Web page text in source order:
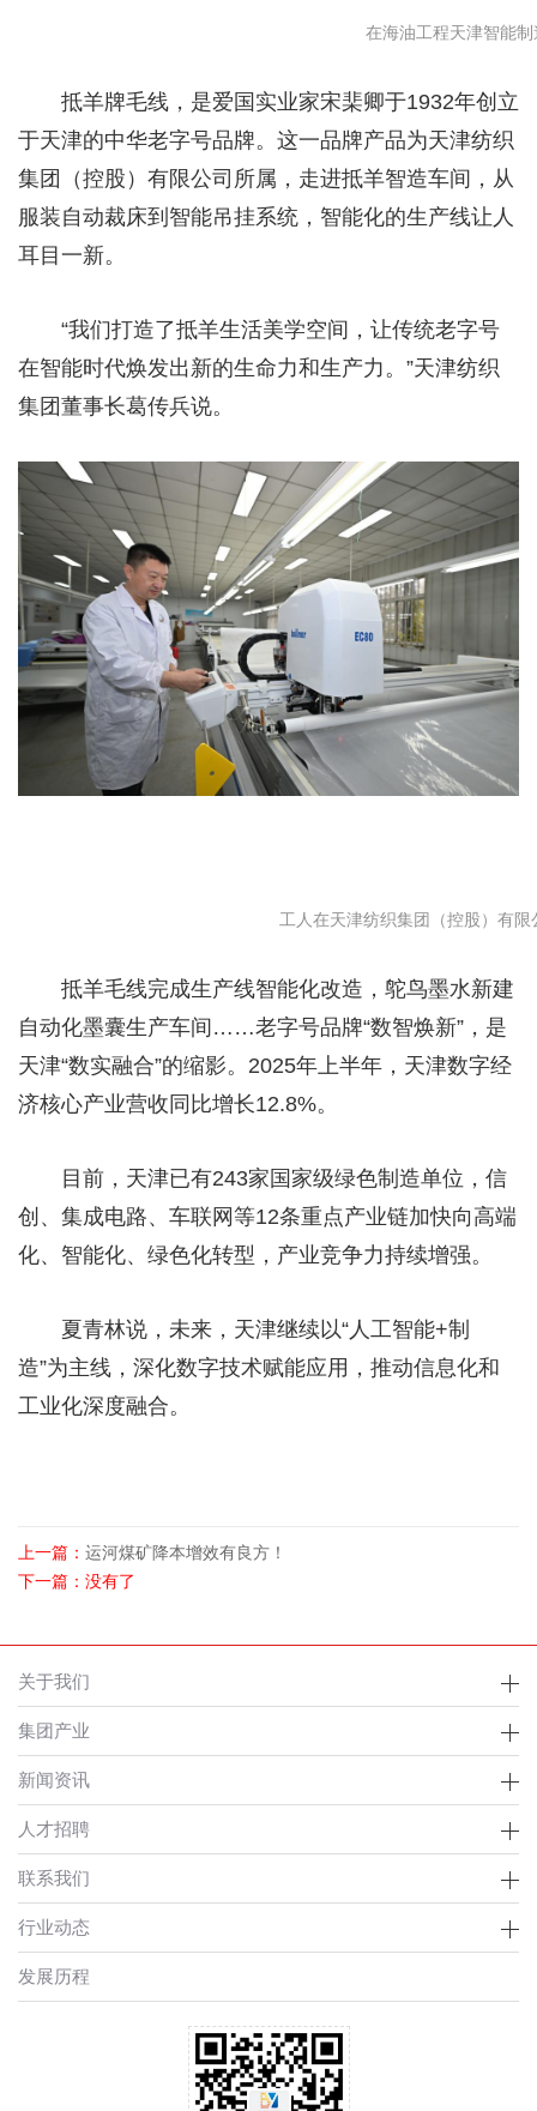
在海油工程天津智能制
抵羊牌毛线，是爱国实业家宋棐卿于1932年创立
于天津的中华老字号品牌。这一品牌产品为天津纺织
集团（控股）有限公司所属，走进抵羊智造车间，从
服装自动裁床到智能吊挂系统，智能化的生产线让人
耳目一新。
“我们打造了抵羊生活美学空间，让传统老字号
在智能时代焕发出新的生命力和生产力。”天津纺织
集团董事长葛传兵说。
工人在天津纺织集团（控股）有限
抵羊毛线完成生产线智能化改造，鸵鸟墨水新建
自动化墨囊生产车间……老字号品牌“数智焕新”，是
天津“数实融合”的缩影。2025年上半年，天津数字经
济核心产业营收同比增长12.8%。
目前，天津已有243家国家级绿色制造单位，信
创、集成电路、车联网等12条重点产业链加快向高端
化、智能化、绿色化转型，产业竞争力持续增强。
夏青林说，未来，天津继续以“人工智能+制
造”为主线，深化数字技术赋能应用，推动信息化和
工业化深度融合。
上一篇： 运河煤矿降本增效有良方！
下一篇：没有了
关于我们
集团产业
新闻资讯
人才招聘
联系我们
行业动态
发展历程